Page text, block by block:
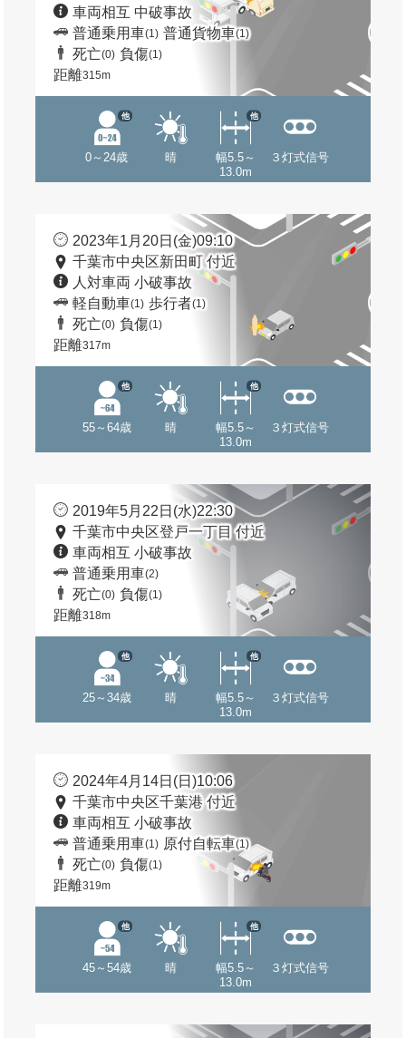
車両相互 中破事故
普通乗用車(1) 普通貨物車(1)
死亡(0) 負傷(1)
距離315m
0～24歳
他
晴
幅5.5～
13.0m
他
３灯式信号
2023年1月20日(金)09:10
千葉市中央区新田町 付近
人対車両 小破事故
軽自動車(1) 歩行者(1)
死亡(0) 負傷(1)
距離317m
55～64歳
他
晴
幅5.5～
13.0m
他
３灯式信号
2019年5月22日(水)22:30
千葉市中央区登戸一丁目 付近
車両相互 小破事故
普通乗用車(2)
死亡(0) 負傷(1)
距離318m
25～34歳
他
晴
幅5.5～
13.0m
他
３灯式信号
2024年4月14日(日)10:06
千葉市中央区千葉港 付近
車両相互 小破事故
普通乗用車(1) 原付自転車(1)
死亡(0) 負傷(1)
距離319m
45～54歳
他
晴
幅5.5～
13.0m
他
３灯式信号